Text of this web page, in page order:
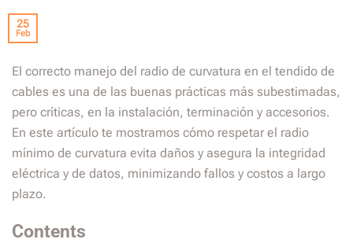
25
Feb
El correcto manejo del radio de curvatura en el tendido de
cables es una de las buenas prácticas más subestimadas,
pero críticas, en la instalación, terminación y accesorios.
En este artículo te mostramos cómo respetar el radio
mínimo de curvatura evita daños y asegura la integridad
eléctrica y de datos, minimizando fallos y costos a largo
plazo.
Contents